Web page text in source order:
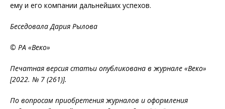
ему и его компании дальнейших успехов.
Беседовала Дария Рылова
© РА «Веко»
Печатная версия статьи опубликована в журнале «Веко»
[2022. № 7 (261)].
По вопросам приобретения журналов и оформления